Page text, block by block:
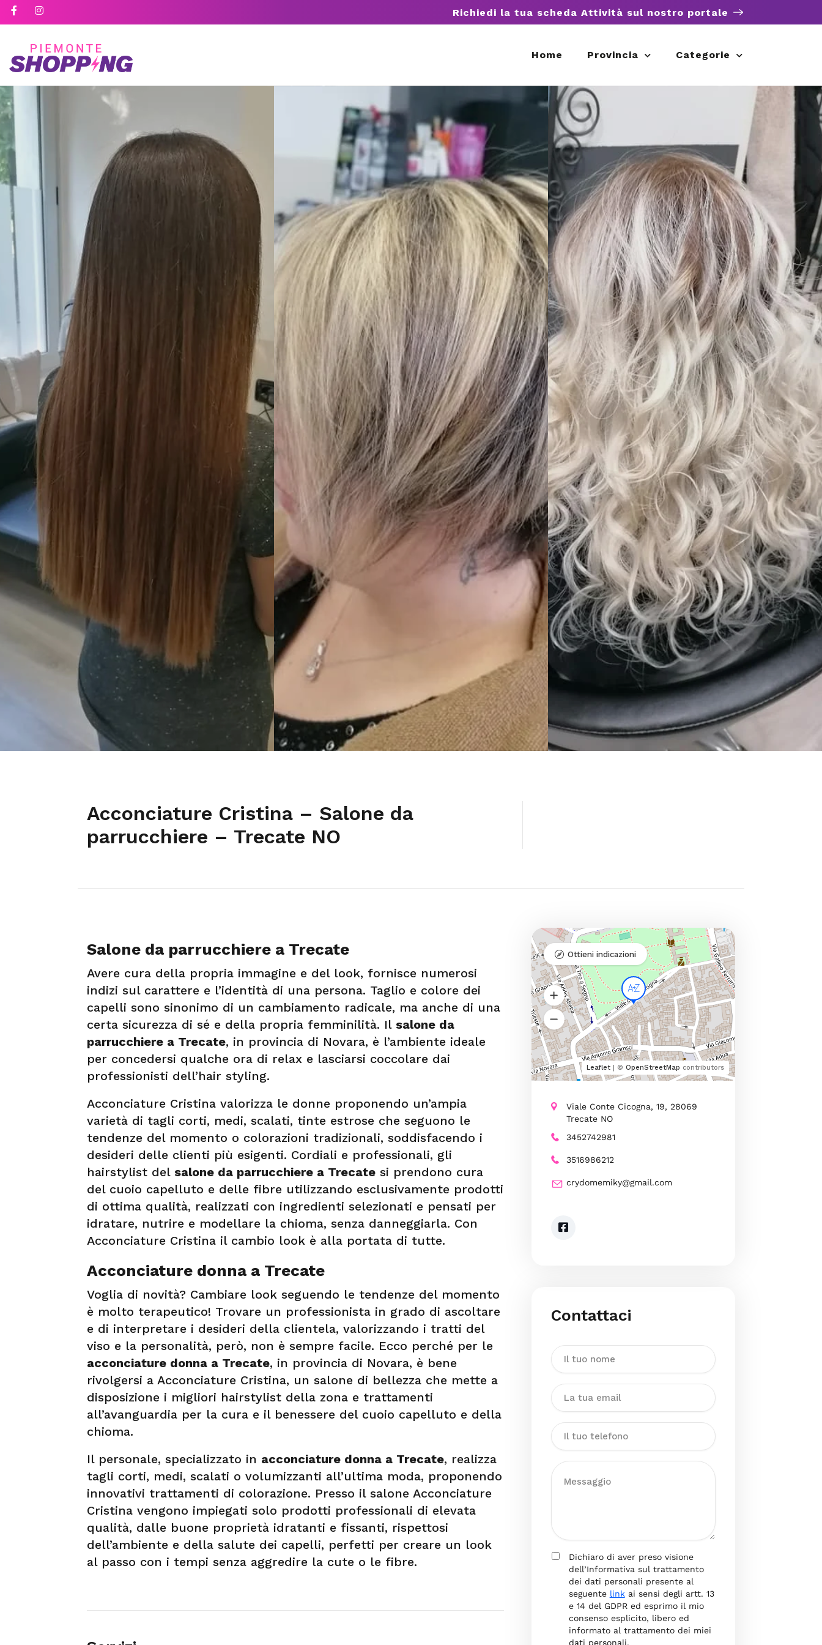
Richiedi la tua scheda Attività sul nostro portale
Home Provincia Categorie
Acconciature Cristina – Salone da
parrucchiere – Trecate NO
Salone da parrucchiere a Trecate
Avere cura della propria immagine e del look, fornisce numerosi
indizi sul carattere e l’identità di una persona. Taglio e colore dei
capelli sono sinonimo di un cambiamento radicale, ma anche di una
certa sicurezza di sé e della propria femminilità. Il salone da
parrucchiere a Trecate, in provincia di Novara, è l’ambiente ideale
per concedersi qualche ora di relax e lasciarsi coccolare dai
professionisti dell’hair styling.
Acconciature Cristina valorizza le donne proponendo un’ampia
varietà di tagli corti, medi, scalati, tinte estrose che seguono le
tendenze del momento o colorazioni tradizionali, soddisfacendo i
desideri delle clienti più esigenti. Cordiali e professionali, gli
hairstylist del salone da parrucchiere a Trecate si prendono cura
del cuoio capelluto e delle fibre utilizzando esclusivamente prodotti
di ottima qualità, realizzati con ingredienti selezionati e pensati per
idratare, nutrire e modellare la chioma, senza danneggiarla. Con
Acconciature Cristina il cambio look è alla portata di tutte.
Acconciature donna a Trecate
Voglia di novità? Cambiare look seguendo le tendenze del momento
è molto terapeutico! Trovare un professionista in grado di ascoltare
e di interpretare i desideri della clientela, valorizzando i tratti del
viso e la personalità, però, non è sempre facile. Ecco perché per le
acconciature donna a Trecate, in provincia di Novara, è bene
rivolgersi a Acconciature Cristina, un salone di bellezza che mette a
disposizione i migliori hairstylist della zona e trattamenti
all’avanguardia per la cura e il benessere del cuoio capelluto e della
chioma.
Il personale, specializzato in acconciature donna a Trecate, realizza
tagli corti, medi, scalati o volumizzanti all’ultima moda, proponendo
innovativi trattamenti di colorazione. Presso il salone Acconciature
Cristina vengono impiegati solo prodotti professionali di elevata
qualità, dalle buone proprietà idratanti e fissanti, rispettosi
dell’ambiente e della salute dei capelli, perfetti per creare un look
al passo con i tempi senza aggredire la cute o le fibre.
Leaflet| © OpenStreetMap contributors
Ottieni indicazioni
Viale Conte Cicogna, 19, 28069
Trecate NO
3452742981
3516986212
crydomemiky@gmail.com
Contattaci
Dichiaro di aver preso visione
dell’Informativa sul trattamento
dei dati personali presente al
seguente linkai sensi degli artt. 13
e 14 del GDPR ed esprimo il mio
consenso esplicito, libero ed
informato al trattamento dei miei
dati personali.